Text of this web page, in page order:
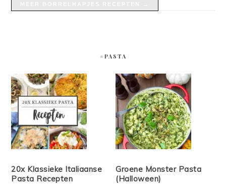
#PASTA
20x Klassieke Italiaanse
Pasta Recepten
Groene Monster Pasta
(Halloween)